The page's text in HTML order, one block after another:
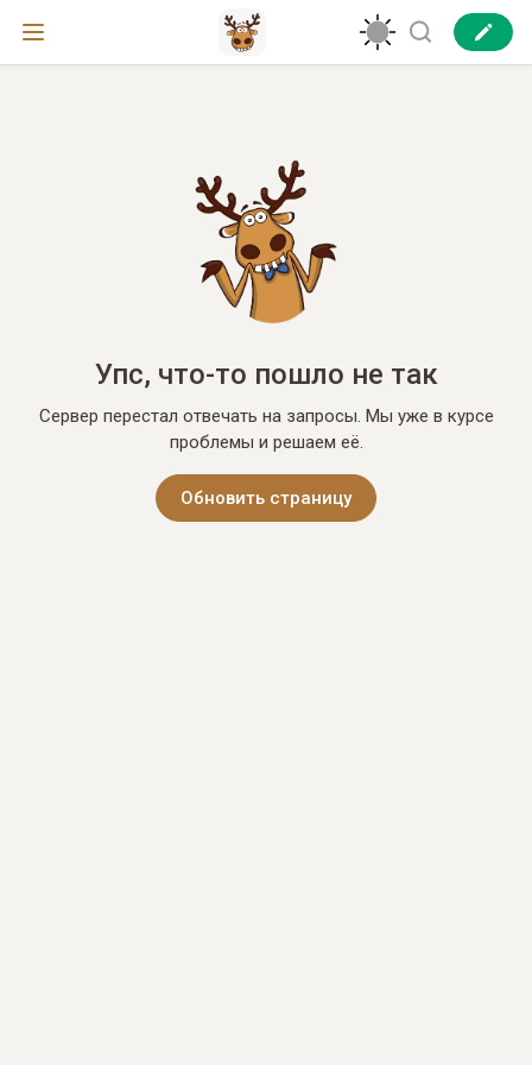
Упс, что-то пошло не так
Сервер перестал отвечать на запросы. Мы уже в курсе
проблемы и решаем её.
Обновить страницу